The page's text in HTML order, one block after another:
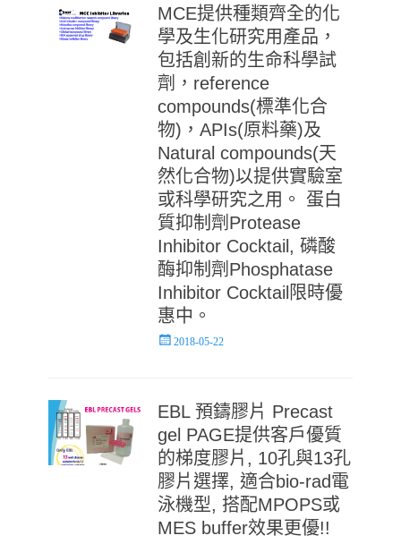
MCE提供種類齊全的化
學及生化研究用產品，
包括創新的生命科學試
劑，reference
compounds(標準化合
物)，APIs(原料藥)及
Natural compounds(天
然化合物)以提供實驗室
或科學研究之用。 蛋白
質抑制劑Protease
Inhibitor Cocktail, 磷酸
酶抑制劑Phosphatase
Inhibitor Cocktail限時優
惠中。
Posted2018-05-22
EBL 預鑄膠片 Precast
gel PAGE提供客戶優質
的梯度膠片, 10孔與13孔
膠片選擇, 適合bio-rad電
泳機型, 搭配MPOPS或
MES buffer效果更優!!